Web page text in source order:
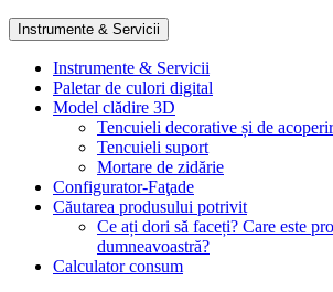
Instrumente & Servicii
Instrumente & Servicii
Paletar de culori digital
Model clădire 3D
Tencuieli decorative și de
Tencuieli suport
Mortare de zidărie
Configurator-Faţade
Căutarea produsului potrivit
Ce ați dori să faceți? Care este
dumneavoastră?
Calculator consum